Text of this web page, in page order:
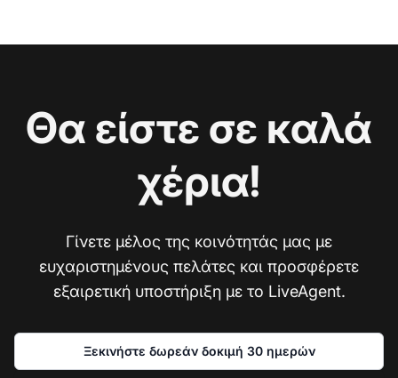
Θα είστε σε καλά
χέρια!
Γίνετε μέλος της κοινότητάς μας με
ευχαριστημένους πελάτες και προσφέρετε
εξαιρετική υποστήριξη με το LiveAgent.
Ξεκινήστε δωρεάν δοκιμή 30 ημερών